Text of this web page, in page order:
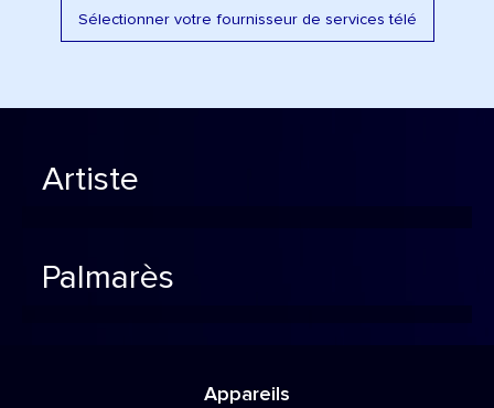
Sélectionner votre fournisseur de services télé
Artiste
Palmarès
Appareils